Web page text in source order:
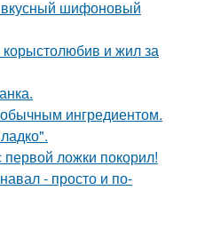
шифоновый
и жил за
ингредиентом.
ложки покорил!
- просто и по-